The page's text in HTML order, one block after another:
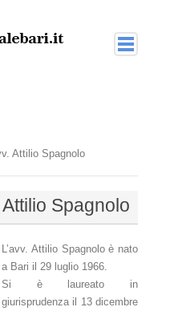
Attilio Spagnolo
Spagnolo
L’avv. Attilio Spagnolo è nato
a Bari il 29 luglio 1966.
Si è laureato in
giurisprudenza il 13 dicembre